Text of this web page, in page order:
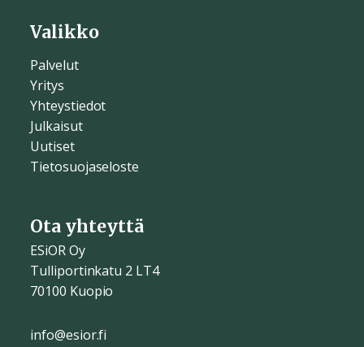
Valikko
Palvelut
Yritys
Yhteystiedot
Julkaisut
Uutiset
Tietosuojaseloste
Ota yhteyttä
ESiOR Oy
Tulliportinkatu 2 LT4
70100 Kuopio
info@esior.fi